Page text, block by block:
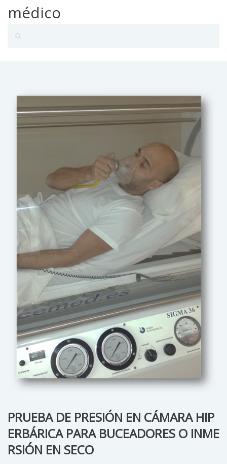
médico
PRUEBA DE PRESIÓN EN CÁMARA HIP
ERBÁRICA PARA BUCEADORES O INME
RSIÓN EN SECO